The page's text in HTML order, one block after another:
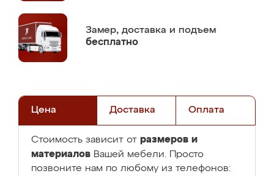
Замер, доставка и подъем
бесплатно
Цена Доставка Оплата
Стоимость зависит от размеров и
материалов Вашей мебели. Просто
позвоните нам по любому из телефонов: